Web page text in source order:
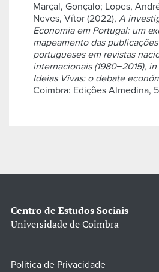
Marçal, Gonçalo; Lopes,
Neves, Vítor (2022), A
Economia em Portugal: um
mapeamento das
portugueses em revistas
internacionais (1980−2015), in
Ideias Vivas: o debate
Coimbra: Edições Almedina,
Centro de Estudos Sociais
Universidade de Coimbra
Política de Privacidade